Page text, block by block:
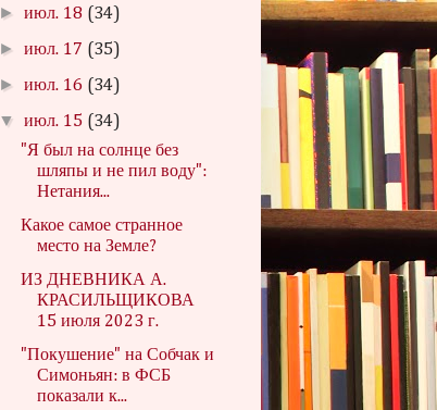
►июл. 18 (34)
►июл. 17 (35)
►июл. 16 (34)
▼июл. 15 (34)
"Я был на солнце без
шляпы и не пил воду":
Нетания...
Какое самое странное
место на Земле?
ИЗ ДНЕВНИКА А.
КРАСИЛЬЩИКОВА
15 июля 2023 г.
"Покушение" на Собчак и
Симоньян: в ФСБ
показали к...